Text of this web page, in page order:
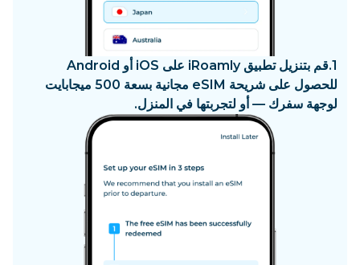
1.
قم بتنزيل تطبيق iRoamly على iOS أو Android
للحصول على شريحة eSIM مجانية بسعة 500 ميجابايت
لوجهة سفرك — أو لتجربتها في المنزل.